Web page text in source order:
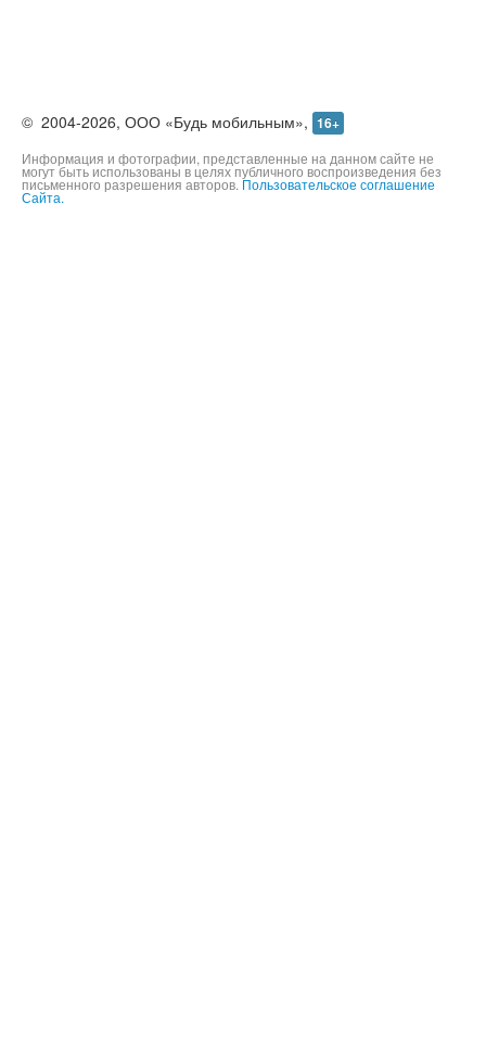
© 2004-2026, ООО «Будь мобильным», 16+
Информация и фотографии, представленные на данном сайте не
могут быть использованы в целях публичного воспроизведения без
письменного разрешения авторов. Пользовательское соглашение
Сайта.